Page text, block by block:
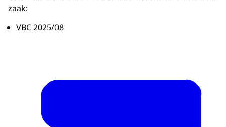
zaak:
VBC 2025/08